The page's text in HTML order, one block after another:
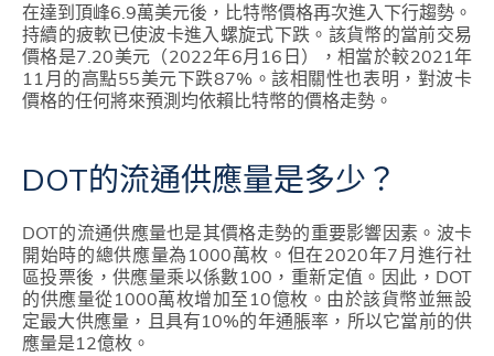
在達到頂峰6.9萬美元後，比特幣價格再次進入下行趨勢。
持續的疲軟已使波卡進入螺旋式下跌。該貨幣的當前交易
價格是7.20美元（2022年6月16日），相當於較2021年
11月的高點55美元下跌87%。該相關性也表明，對波卡
價格的任何將來預測均依賴比特幣的價格走勢。
DOT的流通供應量是多少？
DOT的流通供應量也是其價格走勢的重要影響因素。波卡
開始時的總供應量為1000萬枚。但在2020年7月進行社
區投票後，供應量乘以係數100，重新定值。因此，DOT
的供應量從1000萬枚增加至10億枚。由於該貨幣並無設
定最大供應量，且具有10%的年通脹率，所以它當前的供
應量是12億枚。